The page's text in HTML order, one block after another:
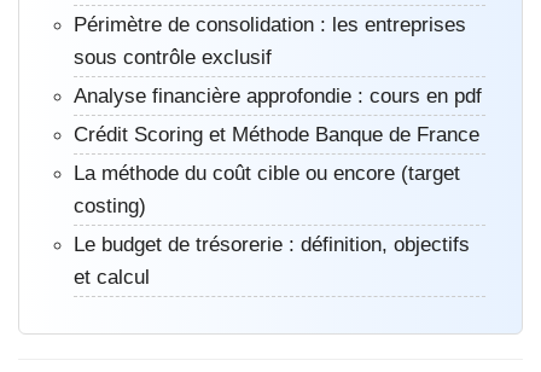
Périmètre de consolidation : les entreprises
sous contrôle exclusif
Analyse financière approfondie : cours en pdf
Crédit Scoring et Méthode Banque de France
La méthode du coût cible ou encore (target
costing)
Le budget de trésorerie : définition, objectifs
et calcul